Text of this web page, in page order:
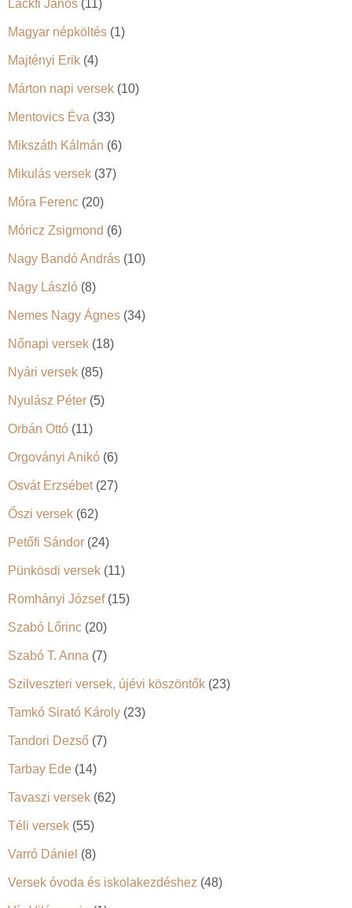
Lackfi János (11)
Magyar népköltés (1)
Majtényi Erik (4)
Márton napi versek (10)
Mentovics Éva (33)
Mikszáth Kálmán (6)
Mikulás versek (37)
Móra Ferenc (20)
Móricz Zsigmond (6)
Nagy Bandó András (10)
Nagy László (8)
Nemes Nagy Ágnes (34)
Nőnapi versek (18)
Nyári versek (85)
Nyulász Péter (5)
Orbán Ottó (11)
Orgoványi Anikó (6)
Osvát Erzsébet(27)
Őszi versek (62)
Petőfi Sándor (24)
Pünkösdi versek (11)
Romhányi József(15)
Szabó Lőrinc (20)
Szabó T. Anna (7)
Szilveszteri versek, újévi köszöntők (23)
Tamkó Sirató Károly (23)
Tandori Dezső (7)
Tarbay Ede (14)
Tavaszi versek (62)
Téli versek (55)
Varró Dániel (8)
Versek óvoda és iskolakezdéshez (48)